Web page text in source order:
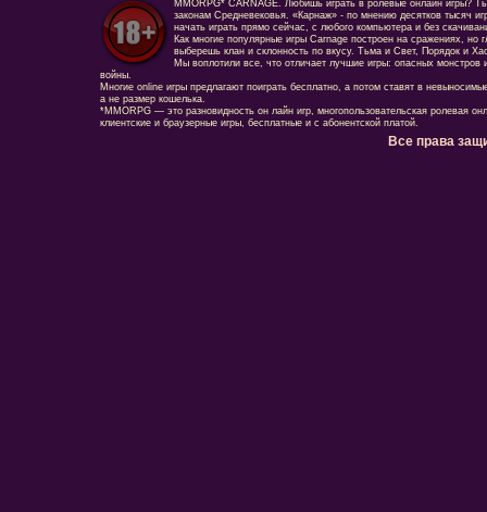
MMORPG* CARNAGE. Любишь играть в ролевые онлайн игры?
законам Средневековья. «Карнаж» - по мнению десятков тысяч
начать играть прямо сейчас, с любого компьютера и без
Как многие популярные игры Carnage построен на сражениях, но
выберешь клан и склонность по вкусу. Тьма и Свет, Порядок и
Мы воплотили все, что отличает лучшие игры: опасных монстров
войны.
Многие online игры предлагают поиграть бесплатно, а потом ставят в
а не размер кошелька.
*MMORPG — это разновидность он лайн игр, многопользовательская ролевая
клиентские и браузерные игры, бесплатные и с абонентской платой.
Все права